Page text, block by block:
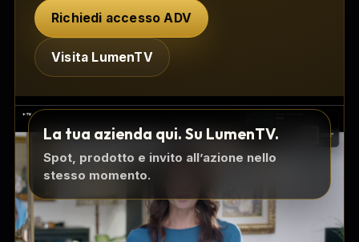
Richiedi accesso ADV
Visita LumenTV
La tua azienda qui. Su LumenTV.
Spot, prodotto e invito all’azione nello
stesso momento.